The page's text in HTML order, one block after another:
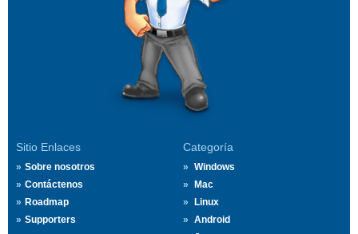
Sitio Enlaces
Sobre nosotros
Contáctenos
Roadmap
Supporters
Categoría
Windows
Mac
Linux
Android